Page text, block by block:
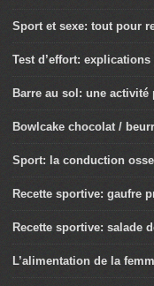
Sport et sexe: tout pour
Test d’effort:
Barre au sol: une
Bowlcake chocolat /
Sport: la conduction
Recette sportive: gaufre
Recette sportive: salade
L’alimentation de la